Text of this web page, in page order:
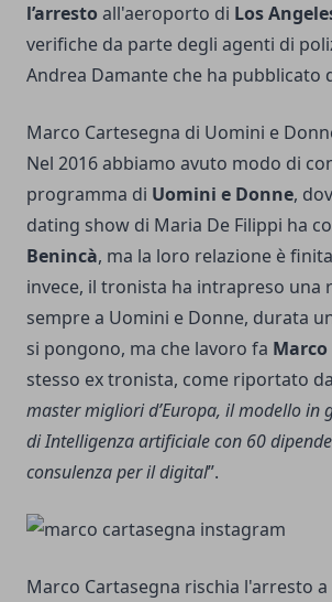
l’arresto all'aeroporto di Los
verifiche da parte degli agenti di
Andrea Damante che ha pubblicato
Marco Cartesegna di Uomini e
Nel 2016 abbiamo avuto modo di
programma di Uomini e Donne,
dating show di Maria De Filippi ha
Benincà, ma la loro relazione è
invece, il tronista ha intrapreso una
sempre a Uomini e Donne, durata
si pongono, ma che lavoro fa
stesso ex tronista, come riportato da
master migliori d’Europa, il modello
di Intelligenza artificiale con 60
consulenza per il digital”.
Marco Cartasegna rischia l'arresto a